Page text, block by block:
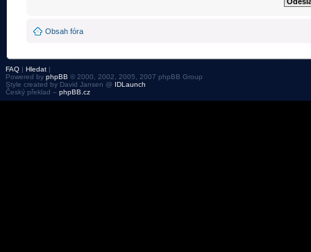
Obsah fóra
FAQ | Hledat |
Powered by phpBB © 2000, 2002, 2005, 2007 phpBB Group
Style created by David Jansen @ IDLaunch
Český překlad – phpBB.cz